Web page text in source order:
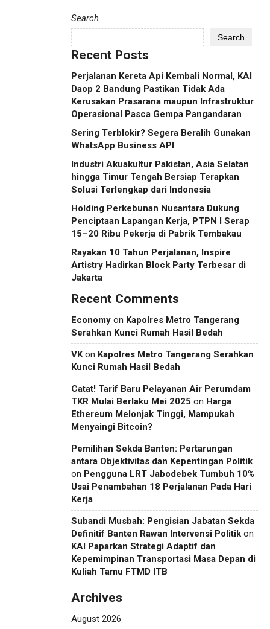
Search
Search
Recent Posts
Perjalanan Kereta Api Kembali Normal, KAI
Daop 2 Bandung Pastikan Tidak Ada
Kerusakan Prasarana maupun Infrastruktur
Operasional Pasca Gempa Pangandaran
Sering Terblokir? Segera Beralih Gunakan
WhatsApp Business API
Industri Akuakultur Pakistan, Asia Selatan
hingga Timur Tengah Bersiap Terapkan
Solusi Terlengkap dari Indonesia
Holding Perkebunan Nusantara Dukung
Penciptaan Lapangan Kerja, PTPN I Serap
15–20 Ribu Pekerja di Pabrik Tembakau
Rayakan 10 Tahun Perjalanan, Inspire
Artistry Hadirkan Block Party Terbesar di
Jakarta
Recent Comments
Economy on Kapolres Metro Tangerang
Serahkan Kunci Rumah Hasil Bedah
VKon Kapolres Metro Tangerang Serahkan
Kunci Rumah Hasil Bedah
Catat! Tarif Baru Pelayanan Air Perumdam
TKR Mulai Berlaku Mei 2025 on Harga
Ethereum Melonjak Tinggi, Mampukah
Menyaingi Bitcoin?
Pemilihan Sekda Banten: Pertarungan
antara Objektivitas dan Kepentingan Politik
on Pengguna LRT Jabodebek Tumbuh 10%
Usai Penambahan 18 Perjalanan Pada Hari
Kerja
Subandi Musbah: Pengisian Jabatan Sekda
Definitif Banten Rawan Intervensi Politik on
KAI Paparkan Strategi Adaptif dan
Kepemimpinan Transportasi Masa Depan di
Kuliah Tamu FTMD ITB
Archives
August 2026